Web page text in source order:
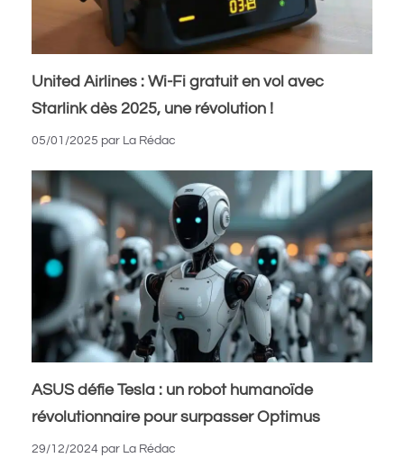
United Airlines : Wi-Fi gratuit en vol avec
Starlink dès 2025, une révolution !
05/01/2025 par La Rédac
ASUS défie Tesla : un robot humanoïde
révolutionnaire pour surpasser Optimus
29/12/2024 par La Rédac